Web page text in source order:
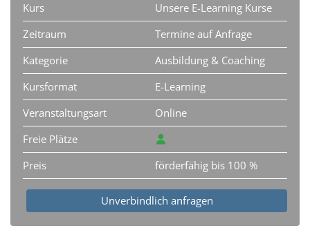
Kurs
Unsere E-Learning Kurse
Zeitraum
Termine auf Anfrage
Kategorie
Ausbildung & Coaching
Kursformat
E-Learning
Veranstaltungsart
Online
Freie Plätze
Preis
förderfähig bis 100 %
Unverbindlich anfragen